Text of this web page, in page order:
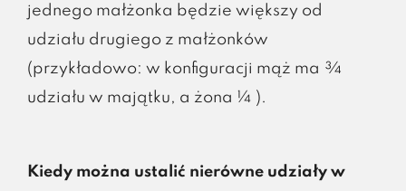
jednego małżonka będzie większy od
udziału drugiego z małżonków
(przykładowo: w konfiguracji mąż ma ¾
udziału w majątku, a żona ¼ ).
Kiedy można ustalić nierówne udziały w